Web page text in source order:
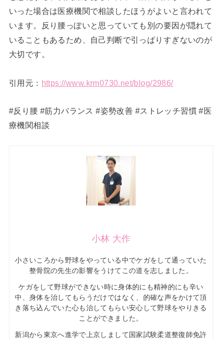
いった場合は医療機関で相談したほうがよいと言われて
います。反り腰っぽいと思っていても別の要因が隠れて
いることもあるため、自己判断で引っぱりすぎないのが
大切です。
引用元： https://www.krm0730.net/blog/2986/
#反り腰 #筋力バランス #姿勢改善 #ストレッチ習慣 #医
療機関相談
小林 大作
小さいころから野球をやっている中でケガをして通っていた
整骨院の先生の影響をうけてこの道を志しました。
ケガをして野球ができない時に身体的にも精神的にも辛い
中、身体を治してもらうだけではなく、的確な声をかけて頂
き落ち込んでいた心も治してもらい安心して野球をやりきる
ことができました。
新潟から東京へ進学で上京しまして国家試験柔道整復師免許